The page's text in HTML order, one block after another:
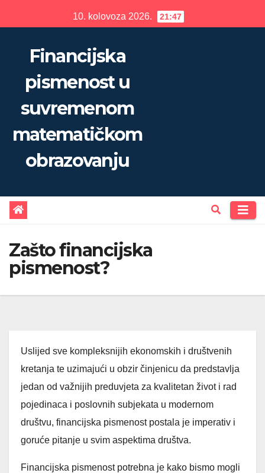
to
10. kolovoza 2026. 21:47
Financijska
pismenost u
suvremenom
matematičkom
obrazovanju
Zašto financijska
pismenost?
Uslijed sve kompleksnijih ekonomskih i društvenih
kretanja te uzimajući u obzir činjenicu da predstavlja
jedan od važnijih preduvjeta za kvalitetan život i rad
pojedinaca i poslovnih subjekata u modernom
društvu, financijska pismenost postala je imperativ i
goruće pitanje u svim aspektima društva.
Financijska pismenost potrebna je kako bismo mogli